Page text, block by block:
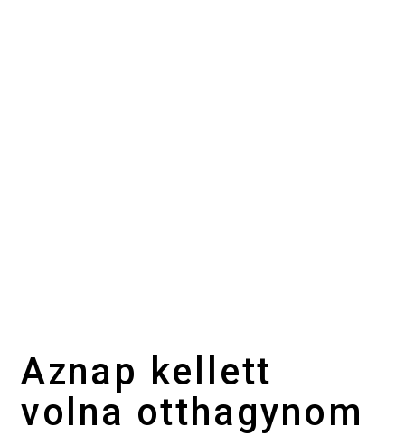
Aznap kellett
volna otthagynom